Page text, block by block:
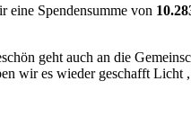
eine Spendensumme von
geht auch an die
wir es wieder geschafft Licht